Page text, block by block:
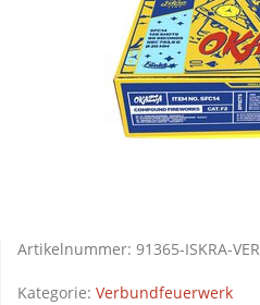
Artikelnummer: 91365-ISKRA-VER
Kategorie: Verbundfeuerwerk